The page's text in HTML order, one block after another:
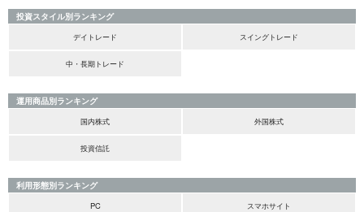
投資スタイル別ランキング
デイトレード
スイングトレード
中・長期トレード
運用商品別ランキング
国内株式
外国株式
投資信託
利用形態別ランキング
PC
スマホサイト